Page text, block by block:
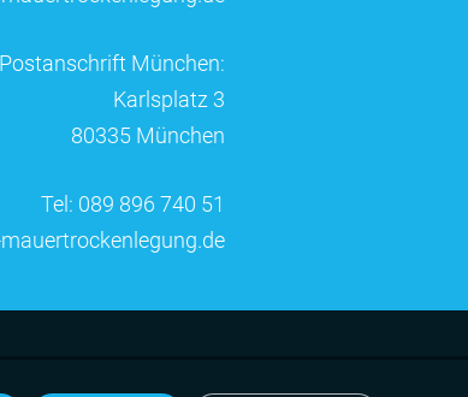
Postanschrift München:
Karlsplatz 3
80335 München
Tel: 089 896 740 51